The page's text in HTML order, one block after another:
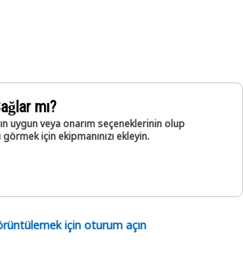
mı?
uygun veya onarım seçeneklerinin olup
görmek için ekipmanınızı ekleyin.
için oturum açın